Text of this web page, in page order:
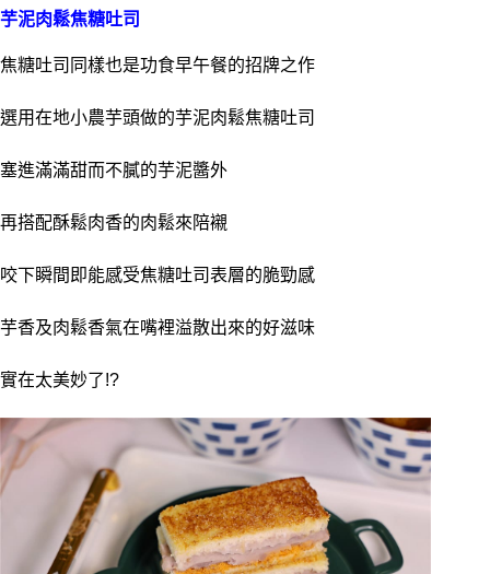
芋泥肉鬆焦糖吐司
焦糖吐司同樣也是功食早午餐的招牌之作
選用在地小農芋頭做的芋泥肉鬆焦糖吐司
塞進滿滿甜而不膩的芋泥醬外
再搭配酥鬆肉香的肉鬆來陪襯
咬下瞬間即能感受焦糖吐司表層的脆勁感
芋香及肉鬆香氣在嘴裡溢散出來的好滋味
實在太美妙了!?